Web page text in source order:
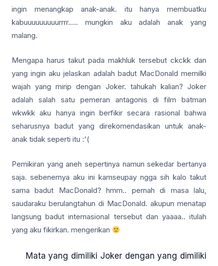
ingin menangkap anak-anak. itu hanya membuatku
kabuuuuuuuuurrrr….. mungkin aku adalah anak yang
malang.
Mengapa harus takut pada makhluk tersebut ckckk dan
yang ingin aku jelaskan adalah badut MacDonald memilki
wajah yang mirip dengan Joker. tahukah kalian? Joker
adalah salah satu pemeran antagonis di film batman
wkwkk aku hanya ingin berfikir secara rasional bahwa
seharusnya badut yang direkomendasikan untuk anak-
anak tidak seperti itu :'(
Pemikiran yang aneh sepertinya namun sekedar bertanya
saja. sebenernya aku ini kamseupay ngga sih kalo takut
sama badut MacDonald? hmm.. pernah di masa lalu,
saudaraku berulangtahun di MacDonald. akupun menatap
langsung badut internasional tersebut dan yaaaa.. itulah
yang aku fikirkan. mengerikan
Mata yang dimiliki Joker dengan yang dimiliki